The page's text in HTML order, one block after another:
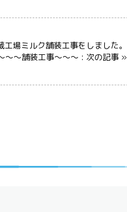
工場ミルク舗装工事をしました。
～～舗装工事～～～ : 次の記事 »